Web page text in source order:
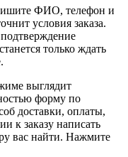
ФИО, телефон и
условия заказа.
только ждать
выглядит
форму по
доставки, оплаты,
к заказу написать
вас найти. Нажмите